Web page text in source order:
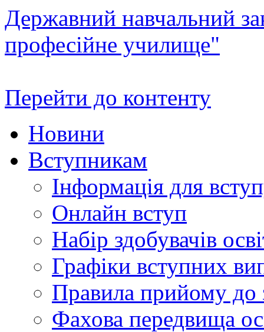
Державний навчальний
професійне училище"
Перейти до контенту
Новини
Вступникам
Інформація для
Онлайн вступ
Набір здобувачів
Графіки вступних
Правила прийому до
Фахова передвища